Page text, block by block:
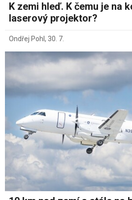
K zemi hleď. K čemu je na
laserový projektor?
Ondřej Pohl , 30. 7.